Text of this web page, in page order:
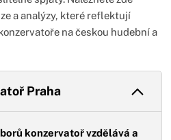
a analýzy, které reflektují
na českou hudební a
Praha
konzervatoř vzdělává a